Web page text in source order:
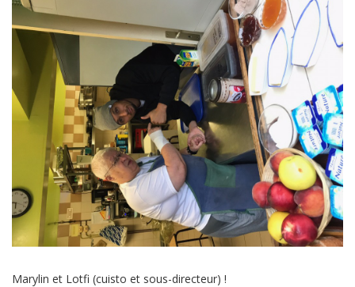
Marylin et Lotfi (cuisto et sous-directeur) !